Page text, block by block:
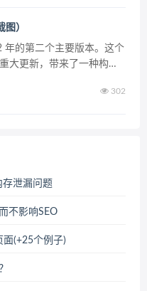
）
年的第二个主要版本。这个
大更新，带来了一种构建
302
存泄漏问题
不影响SEO
面(+25个例子)